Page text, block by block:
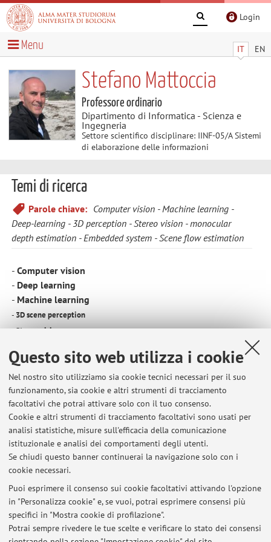
Questo sito web utilizza i cookie
Nel nostro sito utilizziamo sia cookie tecnici necessari per il suo
funzionamento, sia cookie e altri strumenti di tracciamento
facoltativi che potrai attivare solo con il tuo consenso.
Cookie e altri strumenti di tracciamento facoltativi sono usati per
analisi statistiche, misure sull'efficacia della comunicazione
istituzionale e analisi dei comportamenti degli utenti.
Se chiudi questo banner continuerai la navigazione solo con i
cookie necessari.
Puoi esprimere il consenso sui cookie facoltativi attivando l'opzione
in "Personalizza cookie" e, se vuoi, potrai esprimere consensi più
specifici in "Mostra cookie di profilazione".
Potrai sempre rivedere le tue scelte e verificare lo stato dei consensi
Login
IT EN
Menu
Stefano Mattoccia
Professore ordinario
Dipartimento di Informatica - Scienza e
Ingegneria
Settore scientifico disciplinare: IINF-05/A Sistemi
di elaborazione delle informazioni
Temi di ricerca
Parole chiave: Computer vision
Machine learning
Deep-learning
3D perception Stereo vision
monocular
depth estimation
Embedded system Scene flow estimation
- Computer vision
- Deep learning
- Machine learning
- 3D scene perception
-Stereo vision
-3D sensor fusion
-Embedded computer vision
-Computer vision applications: autonomous driving, augmented reality,
etc
Maggiori dettagli: https://stefanomattoccia.github.io/
Ultimi avvisi
Al momento non sono presenti avvisi.